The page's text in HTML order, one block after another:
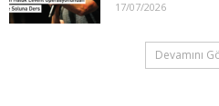
17/07/2026
Devamını